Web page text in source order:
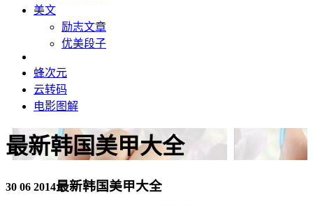
美文
励志文章
优美段子
蜂次元
云转码
电影图解
最新韩国美甲大全
30 06 2014最新韩国美甲大全